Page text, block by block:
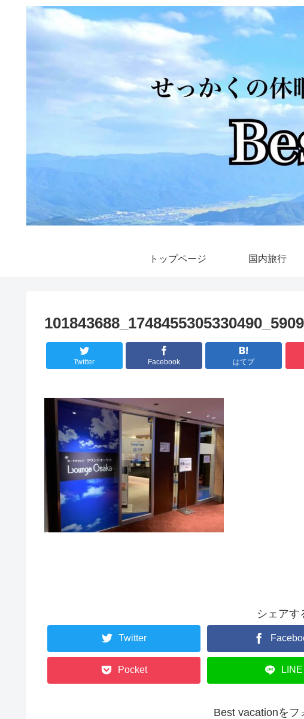
トップページ 国内旅行
Twitter Facebook はてブ
シェアす
Twitter
Pocket LINE
Best vacationをフ